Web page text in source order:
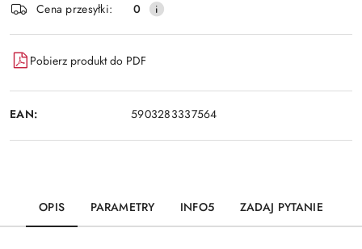
Wyślij
dostawa
Cena przesyłki: 0
Pobierz produkt do PDF
EAN: 5903283337564
OPIS PARAMETRY INFO5 ZADAJ PYTANIE